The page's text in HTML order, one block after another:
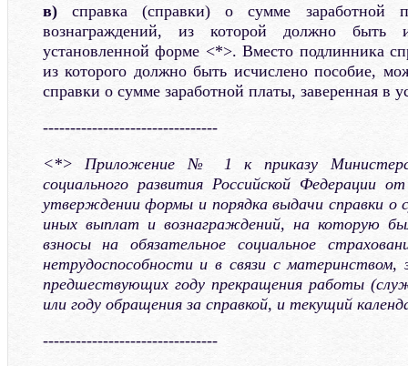
в)справка (справки) о сумме заработной
вознаграждений, из которой должно быть
установленной форме <*>. Вместо подлинника
из которого должно быть исчислено пособие,
справки о сумме заработной платы, заверенная в
--------------------------------
<*> Приложение № 1 к приказу
социального развития Российской
утверждении формы и порядка выдачи справки о
иных выплат и вознаграждений, на которую
взносы на обязательное социальное
нетрудоспособности и в связи с материнством,
предшествующих году прекращения работы
или году обращения за справкой, и текущий
--------------------------------